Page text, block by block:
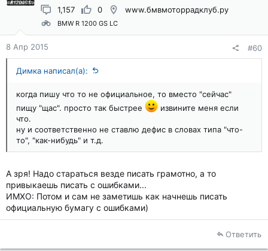
1,157
0 www.бмвмоторрадклуб.ру
BMW R 1200 GS LC
8 Апр 2015 #60
Димка написал(а):
когда пишу что то не официальное, то вместо "сейчас"
пищу "щас". просто так быстрее
извините меня если
что.
ну и соответственно не ставлю дефис в словах типа "что-
то", "как-нибудь" и т.д.
А зря! Надо стараться везде писать грамотно, а то
привыкаешь писать с ошибками...
ИМХО: Потом и сам не заметишь как начнешь писать
официальную бумагу с ошибками)
Ответить